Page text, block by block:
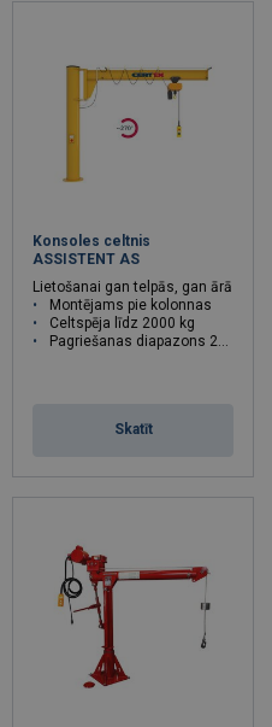
Konsoles celtnis
ASSISTENT AS
Lietošanai gan telpās, gan ārā
Montējams pie kolonnas
Celtspēja līdz 2000 kg
Pagriešanas diapazons 270°
Skatīt